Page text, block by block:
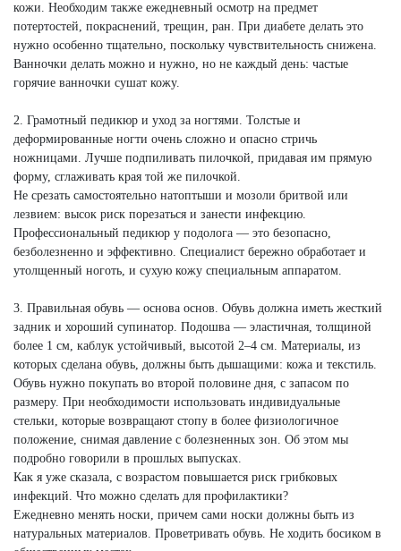
кожи. Необходим также ежедневный осмотр на предмет
потертостей, покраснений, трещин, ран. При диабете делать это
нужно особенно тщательно, поскольку чувствительность снижена.
Ванночки делать можно и нужно, но не каждый день: частые
горячие ванночки сушат кожу.
2. Грамотный педикюр и уход за ногтями. Толстые и
деформированные ногти очень сложно и опасно стричь
ножницами. Лучше подпиливать пилочкой, придавая им прямую
форму, сглаживать края той же пилочкой.
Не срезать самостоятельно натоптыши и мозоли бритвой или
лезвием: высок риск порезаться и занести инфекцию.
Профессиональный педикюр у подолога — это безопасно,
безболезненно и эффективно. Специалист бережно обработает и
утолщенный ноготь, и сухую кожу специальным аппаратом.
3. Правильная обувь — основа основ. Обувь должна иметь жесткий
задник и хороший супинатор. Подошва — эластичная, толщиной
более 1 см, каблук устойчивый, высотой 2–4 см. Материалы, из
которых сделана обувь, должны быть дышащими: кожа и текстиль.
Обувь нужно покупать во второй половине дня, с запасом по
размеру. При необходимости использовать индивидуальные
стельки, которые возвращают стопу в более физиологичное
положение, снимая давление с болезненных зон. Об этом мы
подробно говорили в прошлых выпусках.
Как я уже сказала, с возрастом повышается риск грибковых
инфекций. Что можно сделать для профилактики?
Ежедневно менять носки, причем сами носки должны быть из
натуральных материалов. Проветривать обувь. Не ходить босиком в